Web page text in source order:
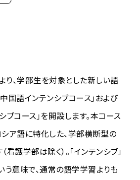
り、学部生を対象とした新しい語
国語インテンシブコース」および
ブコース」を開設します。本コース
ア語に特化した、学部横断型の
看護学部は除く）。「インテンシブ」
う意味で、通常の語学学習よりも